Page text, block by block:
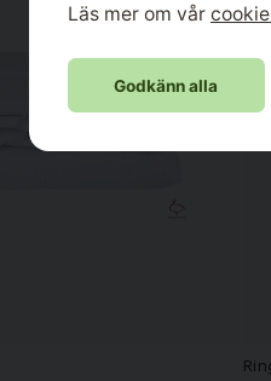
var dom köpt det och hur
som ställs på dunproduktion
Det ger en
ta sig in genom yttertyget då
märkningar man ska hålla
Läs mer om vår
Godkänn alla